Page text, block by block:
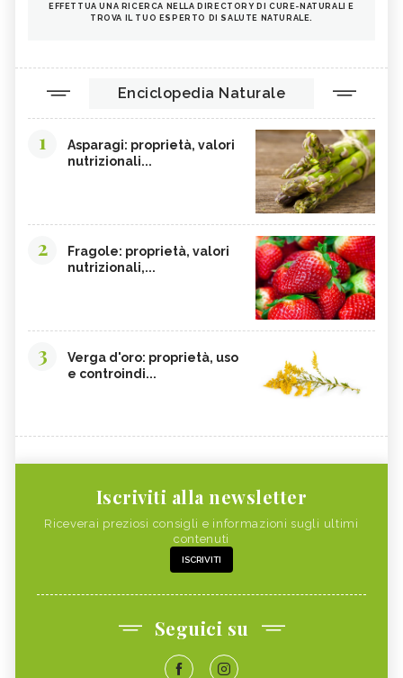
EFFETTUA UNA RICERCA NELLA DIRECTORY DI CURE-NATURALI E
TROVA IL TUO ESPERTO DI SALUTE NATURALE.
Enciclopedia Naturale
1
Asparagi: proprietà, valori
nutrizionali...
2
Fragole: proprietà, valori
nutrizionali,...
3
Verga d'oro: proprietà, uso
e controindi...
Iscriviti alla newsletter
Riceverai preziosi consigli e informazioni sugli ultimi
contenuti
ISCRIVITI
Seguici su